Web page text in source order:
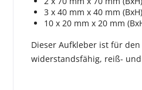
3 x 40 mm x 40 mm (BxH)
10 x 20 mm x 20 mm
Dieser Aufkleber ist für
widerstandsfähig, reiß-